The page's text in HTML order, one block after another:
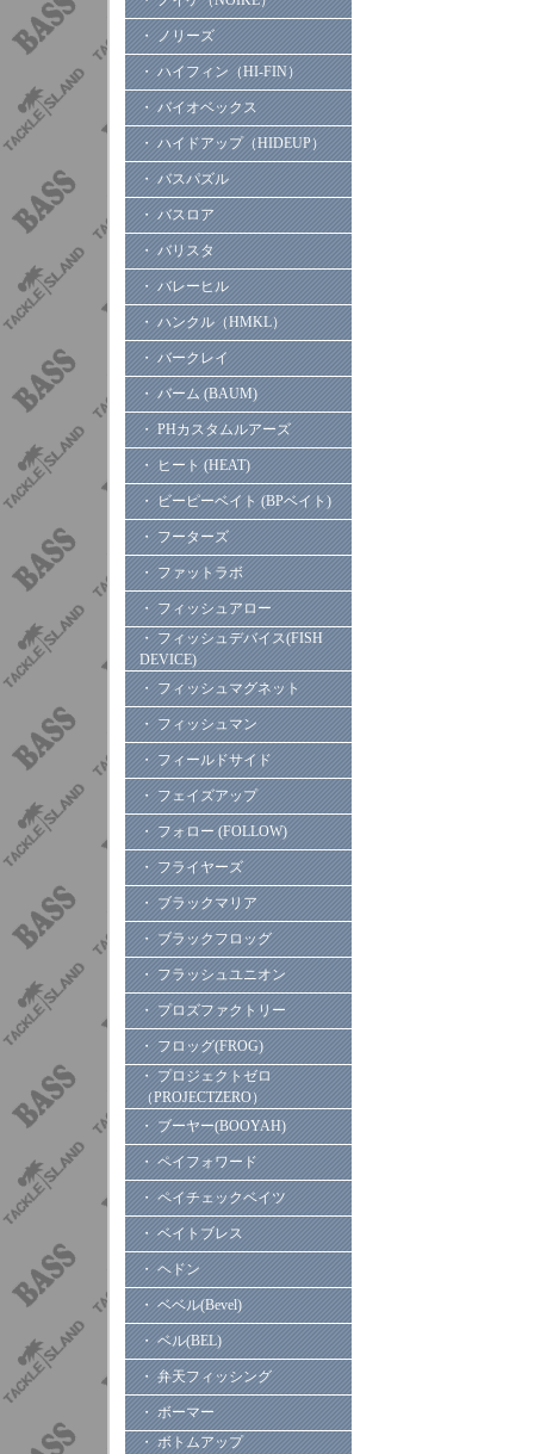
・ ノリーズ
・ ハイフィン（HI-FIN）
・ バイオベックス
・ ハイドアップ（HIDEUP）
・ バスパズル
・ バスロア
・ バリスタ
・ バレーヒル
・ ハンクル（HMKL）
・ バークレイ
・ バーム (BAUM)
・ PHカスタムルアーズ
・ ヒート (HEAT)
・ ビーピーベイト (BPベイト)
・ フーターズ
・ ファットラボ
・ フィッシュアロー
・ フィッシュデバイス(FISH
DEVICE)
・ フィッシュマグネット
・ フィッシュマン
・ フィールドサイド
・ フェイズアップ
・ フォロー (FOLLOW)
・ フライヤーズ
・ ブラックマリア
・ ブラックフロッグ
・ フラッシュユニオン
・ プロズファクトリー
・ フロッグ(FROG)
・ プロジェクトゼロ
（PROJECTZERO）
・ ブーヤー(BOOYAH)
・ ペイフォワード
・ ペイチェックベイツ
・ ベイトブレス
・ ヘドン
・ ベベル(Bevel)
・ ベル(BEL)
・ 弁天フィッシング
・ ボーマー
・ ボトムアップ